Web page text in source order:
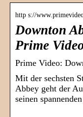
http s://
Downton
Prime
Prime Video:
Mit der sechsten
Abbey geht der
seinen